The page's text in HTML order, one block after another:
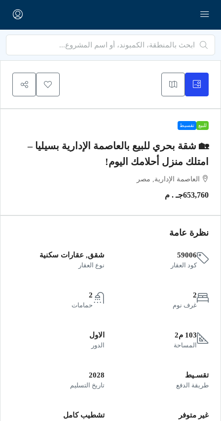
للبيع تقسيط
🏡 شقة بحري للبيع بالعاصمة الإدارية بسيليا –
امتلك منزل أحلامك اليوم!
العاصمة الإدارية, مصر
653,760جـ . م
نظرة عامة
59006
كود العقار
شقق, عقارات سكنية
نوع العقار
2
غرف نوم
2
حمامات
103 م2
المساحة
الاول
الدور
تقسـيط
طريقة الدفع
2028
تاريخ التسليم
غير متوفر تشطيب كامل